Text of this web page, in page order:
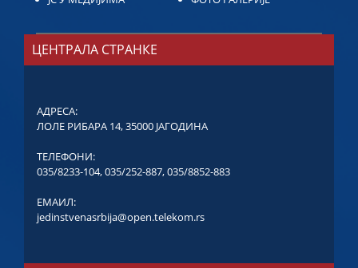
ЦЕНТРАЛА СТРАНКЕ
АДРЕСА:
ЛОЛЕ РИБАРА 14, 35000 ЈАГОДИНА
ТЕЛЕФОНИ:
035/8233-104,035/252-887,035/8852-883
ЕМАИЛ:
jedinstvenasrbija@open.telekom.rs